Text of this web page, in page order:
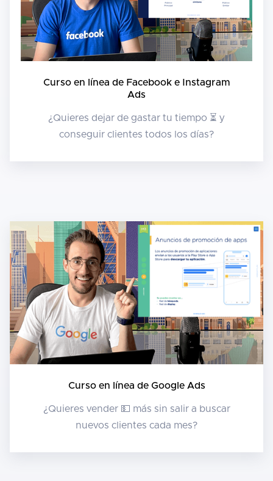
Curso en línea de Facebook e Instagram
Ads
¿Quieres dejar de gastar tu tiempo ⏳ y
conseguir clientes todos los días?
Curso en línea de Google Ads
¿Quieres vender 💵 más sin salir a buscar
nuevos clientes cada mes?